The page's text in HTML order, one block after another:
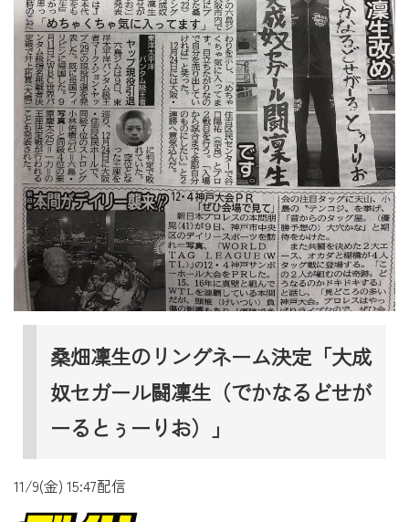
桑畑凜生のリングネーム決定「大成
奴セガール闘凜生（でかなるどせが
ーるとぅーりお）」
11/9(金) 15:47配信